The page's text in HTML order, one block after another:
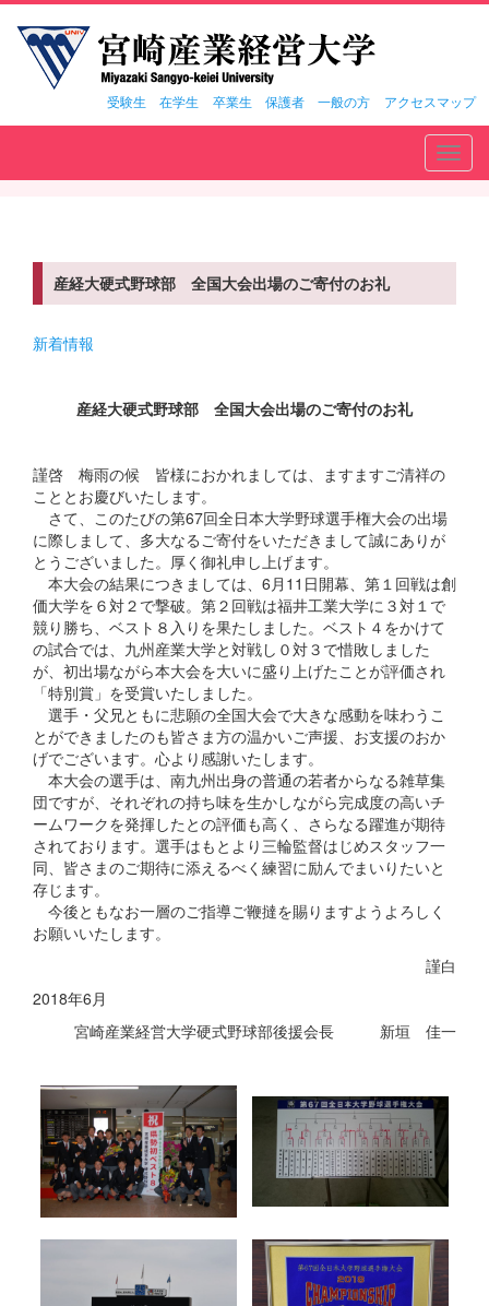
受験生 在学生 卒業生 保護者 一般の方 アクセスマップ
産経大硬式野球部 全国大会出場のご寄付のお礼
新着情報
産経大硬式野球部 全国大会出場のご寄付のお礼
謹啓 梅雨の候 皆様におかれましては、ますますご清祥の
こととお慶びいたします。
さて、このたびの第67回全日本大学野球選手権大会の出場
に際しまして、多大なるご寄付をいただきまして誠にありが
とうございました。厚く御礼申し上げます。
本大会の結果につきましては、6月11日開幕、第１回戦は創
価大学を６対２で撃破。第２回戦は福井工業大学に３対１で
競り勝ち、ベスト８入りを果たしました。ベスト４をかけて
の試合では、九州産業大学と対戦し０対３で惜敗しました
が、初出場ながら本大会を大いに盛り上げたことが評価され
「特別賞」を受賞いたしました。
選手・父兄ともに悲願の全国大会で大きな感動を味わうこ
とができましたのも皆さま方の温かいご声援、お支援のおか
げでございます。心より感謝いたします。
本大会の選手は、南九州出身の普通の若者からなる雑草集
団ですが、それぞれの持ち味を生かしながら完成度の高いチ
ームワークを発揮したとの評価も高く、さらなる躍進が期待
されております。選手はもとより三輪監督はじめスタッフ一
同、皆さまのご期待に添えるべく練習に励んでまいりたいと
存じます。
今後ともなお一層のご指導ご鞭撻を賜りますようよろしく
お願いいたします。
謹白
2018年6月
宮崎産業経営大学硬式野球部後援会長 新垣 佳一